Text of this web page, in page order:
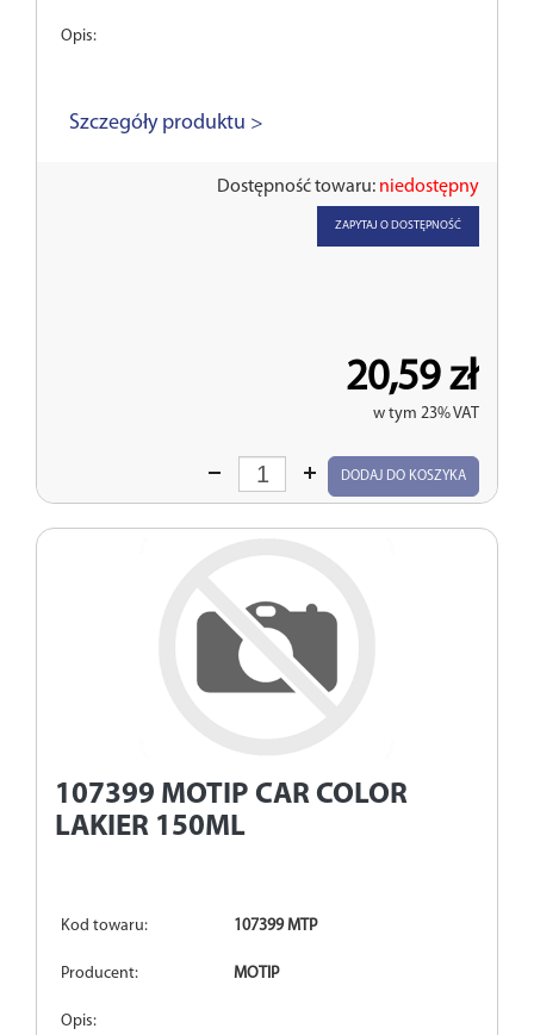
Opis:
Szczegóły produktu >
Dostępność towaru: niedostępny
ZAPYTAJ O DOSTĘPNOŚĆ
20,59 zł
w tym 23% VAT
Wprowadź
DODAJ DO KOSZYKA
107399 MOTIP CAR COLOR
LAKIER 150ML
Kod towaru: 107399 MTP
Producent: MOTIP
Opis: